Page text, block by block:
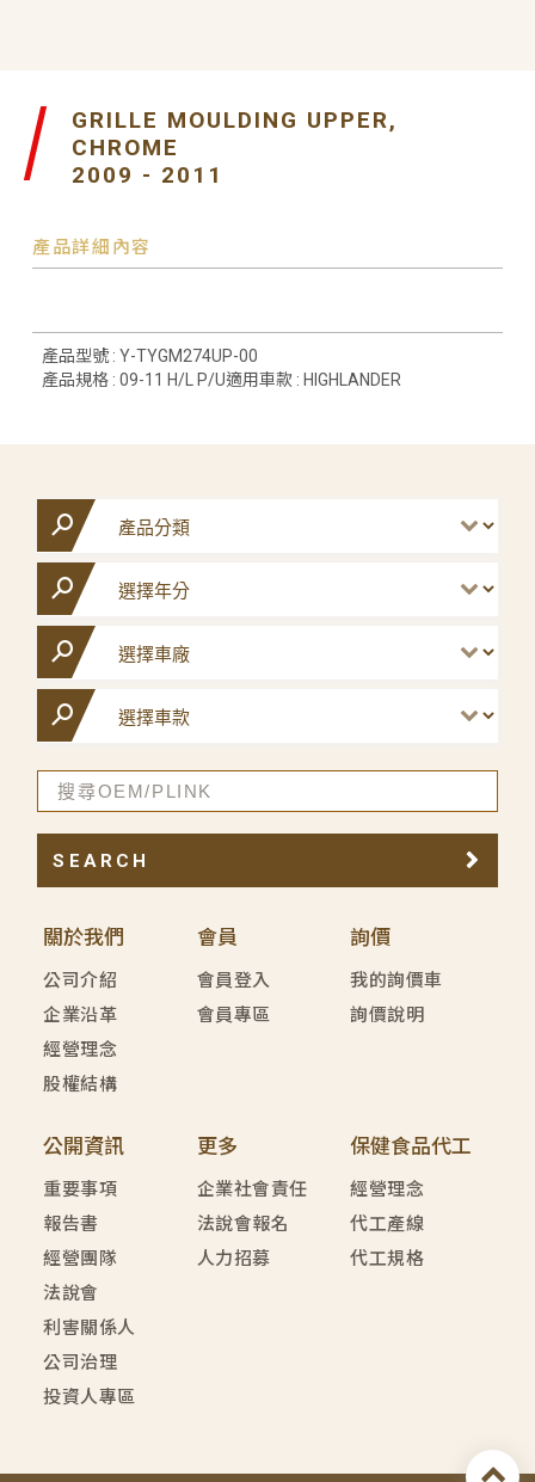
GRILLE MOULDING UPPER,
CHROME
2009 - 2011
產品詳細內容
產品型號 : Y-TYGM274UP-00
產品規格 : 09-11 H/L P/U適用車款 : HIGHLANDER
關於我們
公司介紹
企業沿革
經營理念
股權結構
會員
會員登入
會員專區
詢價
我的詢價車
詢價說明
公開資訊
重要事項
報告書
經營團隊
法說會
利害關係人
公司治理
投資人專區
更多
企業社會責任
法說會報名
人力招募
保健食品代工
經營理念
代工產線
代工規格
SEARCH